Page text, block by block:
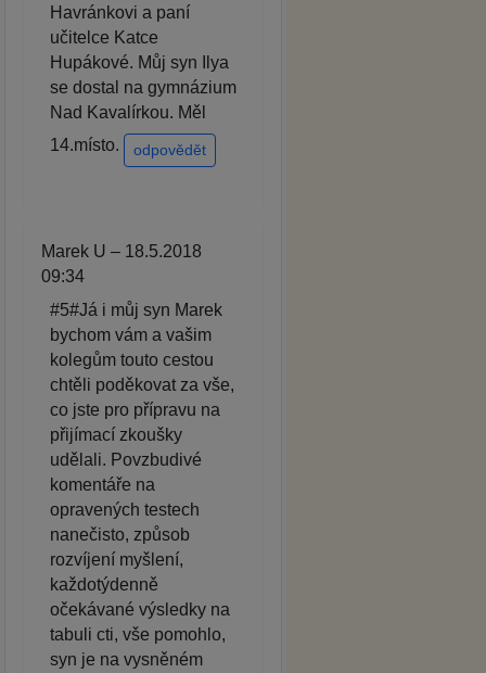
Havránkovi a paní
učitelce Katce
Hupákové. Můj syn Ilya
se dostal na gymnázium
Nad Kavalírkou. Měl
14.místo.
odpovědět
Marek U – 18.5.2018
09:34
#5#Já i můj syn Marek
bychom vám a vašim
kolegům touto cestou
chtěli poděkovat za vše,
co jste pro přípravu na
přijímací zkoušky
udělali. Povzbudivé
komentáře na
opravených testech
nanečisto, způsob
rozvíjení myšlení,
každotýdenně
očekávané výsledky na
tabuli cti, vše pomohlo,
syn je na vysněném